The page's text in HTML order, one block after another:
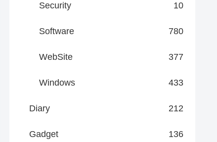
Security 10
Software 780
WebSite 377
Windows 433
Diary 212
Gadget 136